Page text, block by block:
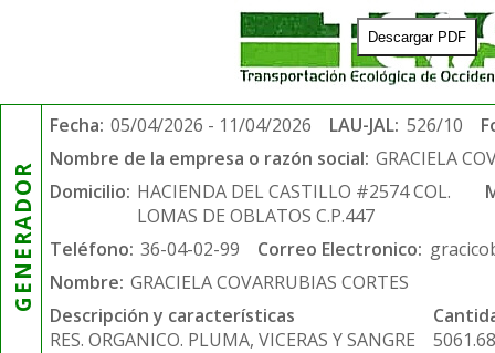
Descargar PDF
GENERADOR
Fecha: 05/04/2026 - 11/04/2026 LAU-JAL: 526/10
Nombre de la empresa o razón social: GRACIELA
Domicilio: HACIENDA DEL CASTILLO #2574 COL.
LOMAS DE OBLATOS C.P.447
Teléfono: 36-04-02-99 Correo Electronico:
Nombre: GRACIELA COVARRUBIAS CORTES
Descripción y características
RES. ORGANICO. PLUMA, VICERAS Y SANGRE
5061.68